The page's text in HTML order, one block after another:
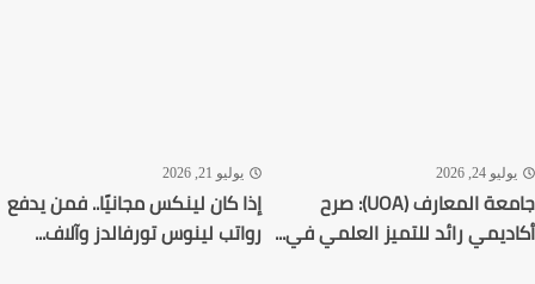
24, 2026
جامعة المعارف (UOA): صرح
رائد للتميز العلمي في...
يوليو 21, 2026
إذا كان لينكس مجانيًا.. فمن يدفع
رواتب لينوس تورفالدز وآلاف...